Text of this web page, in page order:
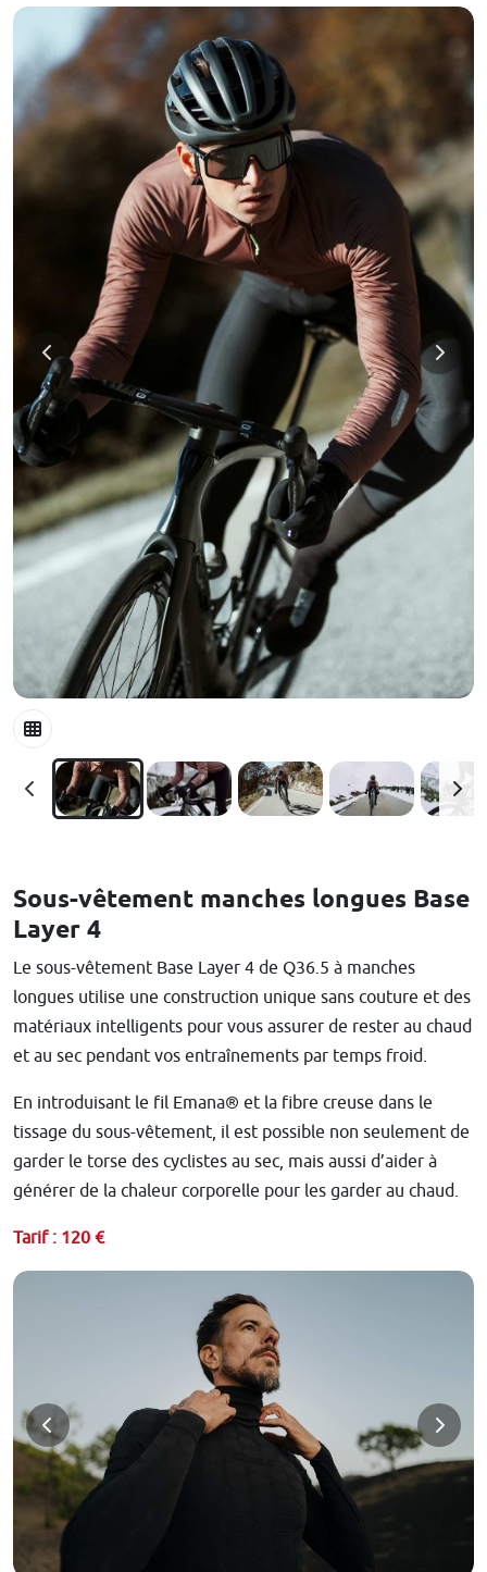
Sous-vêtement manches longues Base
Layer 4
Le sous-vêtement Base Layer 4 de Q36.5 à manches
longues utilise une construction unique sans couture et des
matériaux intelligents pour vous assurer de rester au chaud
et au sec pendant vos entraînements par temps froid.
En introduisant le fil Emana® et la fibre creuse dans le
tissage du sous-vêtement, il est possible non seulement de
garder le torse des cyclistes au sec, mais aussi d’aider à
générer de la chaleur corporelle pour les garder au chaud.
Tarif : 120 €